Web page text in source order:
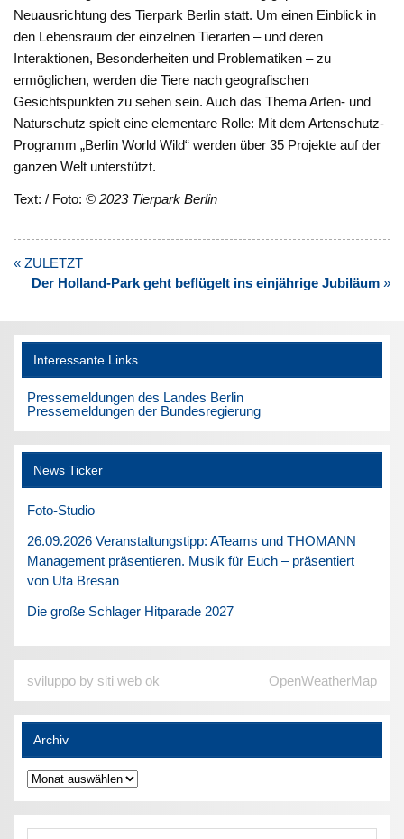
Neuausrichtung des Tierpark Berlin statt. Um einen Einblick in
den Lebensraum der einzelnen Tierarten – und deren
Interaktionen, Besonderheiten und Problematiken – zu
ermöglichen, werden die Tiere nach geografischen
Gesichtspunkten zu sehen sein. Auch das Thema Arten- und
Naturschutz spielt eine elementare Rolle: Mit dem Artenschutz-
Programm „Berlin World Wild“ werden über 35 Projekte auf der
ganzen Welt unterstützt.
Text: / Foto:© 2023 Tierpark Berlin
Beitragsnavigation
« ZULETZT
Der Holland-Park geht beflügelt ins einjährige Jubiläum»
Interessante Links
Pressemeldungen des Landes Berlin
Pressemeldungen der Bundesregierung
News Ticker
Foto-Studio
26.09.2026 Veranstaltungstipp: ATeams und THOMANN
Management präsentieren. Musik für Euch – präsentiert
von Uta Bresan
Die große Schlager Hitparade 2027
sviluppo by siti web ok OpenWeatherMap
Archiv
Archiv